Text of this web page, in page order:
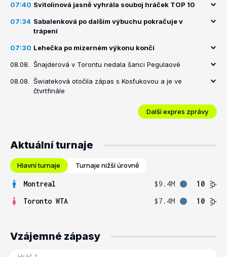
07:40 Svitolinová jasně vyhrála souboj hráček TOP 10
07:34 Sabalenková po dalším výbuchu pokračuje v
trápení
07:30 Lehečka po mizerném výkonu končí
08.08. Šnajderová v Torontu nedala šanci Pegulaové
08.08. Šwiateková otočila zápas s Kosťukovou a je ve
čtvrtfinále
Další expres zprávy
Aktuální turnaje
Hlavní turnaje Turnaje nižší úrovně
Montreal $9.4M
10
Toronto WTA
$7.4M 10
Vzájemné zápasy